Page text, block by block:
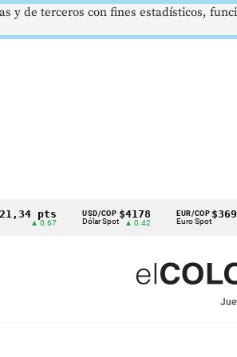
pts USD/COP
Dólar Spot
$4178
▲ 0.42
EUR/COP
Euro Spot
$3697
—
y de terceros con fines estadísticos,